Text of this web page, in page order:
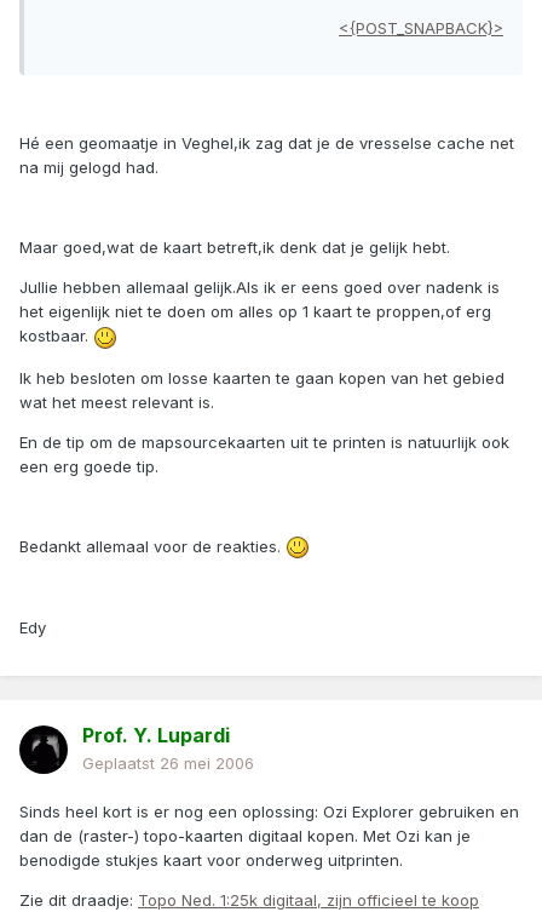
<{POST_SNAPBACK}>
Hé een geomaatje in Veghel,ik zag dat je de vresselse cache net
na mij gelogd had.
Maar goed,wat de kaart betreft,ik denk dat je gelijk hebt.
Jullie hebben allemaal gelijk.Als ik er eens goed over nadenk is
het eigenlijk niet te doen om alles op 1 kaart te proppen,of erg
kostbaar.
Ik heb besloten om losse kaarten te gaan kopen van het gebied
wat het meest relevant is.
En de tip om de mapsourcekaarten uit te printen is natuurlijk ook
een erg goede tip.
Bedankt allemaal voor de reakties.
Edy
Prof. Y. Lupardi
Geplaatst 26 mei 2006
Sinds heel kort is er nog een oplossing: Ozi Explorer gebruiken en
dan de (raster-) topo-kaarten digitaal kopen. Met Ozi kan je
benodigde stukjes kaart voor onderweg uitprinten.
Zie dit draadje: Topo Ned. 1:25k digitaal, zijn officieel te koop